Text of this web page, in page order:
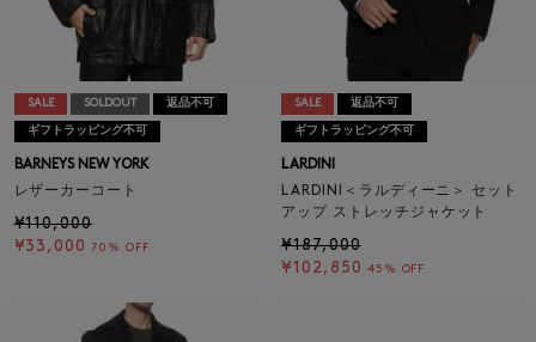
SALE SOLDOUT 返品不可
ギフトラッピング不可
BARNEYS NEW YORK
レザーカーコート
¥110,000
¥33,000 70% OFF
SALE 返品不可
ギフトラッピング不可
LARDINI
LARDINI＜ラルディーニ＞ セット
アップ ストレッチジャケット
¥187,000
¥102,850 45% OFF